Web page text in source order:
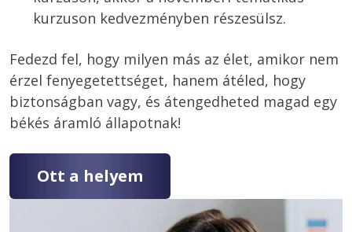
kurzuson kedvezményben részesülsz.
Fedezd fel, hogy milyen más az élet, amikor nem
érzel fenyegetettséget, hanem átéled, hogy
biztonságban vagy, és átengedheted magad egy
Ott a helyem